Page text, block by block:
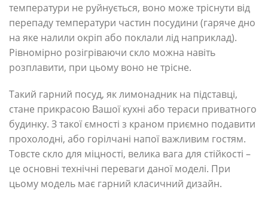
температури не руйнується, воно може тріснути від
перепаду температури частин посудини (гаряче дно
на яке налили окріп або поклали лід наприклад).
Рівномірно розігріваючи скло можна навіть
розплавити, при цьому воно не трісне.
Такий гарний посуд, як лимонадник на підставці,
стане прикрасою Вашої кухні або тераси приватного
будинку. З такої ємності з краном приємно подавити
прохолодні, або горілчані напої важливим гостям.
Товсте скло для міцності, велика вага для стійкості –
це основні технічні переваги даної моделі. При
цьому модель має гарний класичний дизайн.